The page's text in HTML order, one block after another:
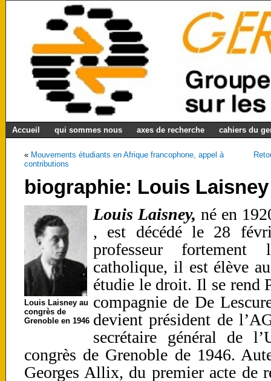
Accueil qui sommes nous axes de recherche cahiers du
« Mouvements étudiants en Afrique francophone, appel à
contributions
biographie: Louis Laisney
Louis Laisney au
congrès de
Grenoble en 1946
Louis Laisney,né en
, est décédé le 28
professeur
catholique, il est élève
étudie le droit. Il se rend
compagnie de De
devient président de
secrétaire général de
congrès de Grenoble de 1946.
Georges Allix, du premier acte de